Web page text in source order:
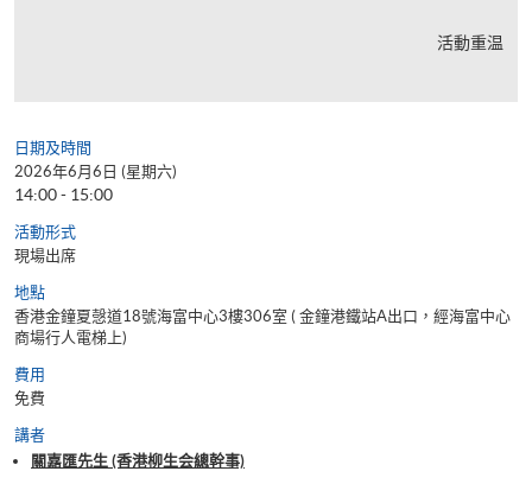
活動重温
日期及時間
2026年6月6日 (星期六)
14:00 - 15:00
活動形式
現場出席
地點
香港金鐘夏愨道18號海富中心3樓306室 ( 金鐘港鐵站A出口，經海富中心
商場行人電梯上)
費用
免費
講者
關嘉匯先生 (香港柳生会總幹事)